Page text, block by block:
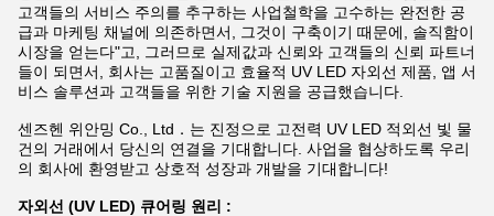
고객들의 서비스 주의를 추구하는 사업철학을 고수하는 완전한 공
급과 마케팅 채널에 의존하면서, 그것이 구축이기 때문에, 솔직함이
시장을 얻는다"고, 그러므로 실제값과 신뢰와 고객들의 신뢰 파트너
들이 되면서, 회사는 고품질이고 효율적 UV LED 자외선 제품, 앱 서
비스 솔루션과 고객들을 위한 기술 지원을 공급했습니다.
센즈헨 위안밍 Co., Ltd．는 진정으로 고전력 UV LED 적외선 빛 물
건의 거래에서 당신의 연결을 기대합니다. 사업을 협상하도록 우리
의 회사에 환영받고 상호적 성장과 개발을 기대합니다!
자외선 (UV LED) 큐어링 원리 :